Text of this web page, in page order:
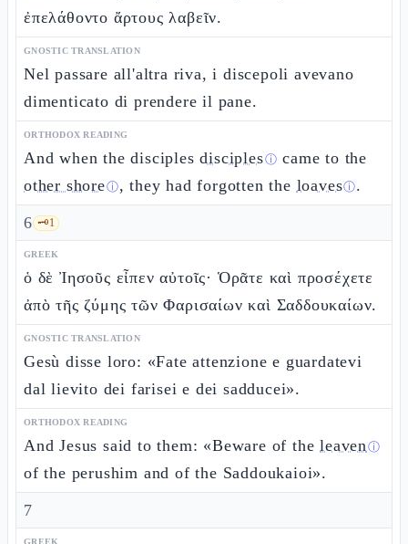
ἐπελάθοντο ἄρτους λαβεῖν.
GNOSTIC TRANSLATION
Nel passare all'altra riva, i discepoli avevano
dimenticato di prendere il pane.
ORTHODOX READING
And when the disciplesdisciplesⓘ came to the
other shoreⓘ, they had forgotten the loavesⓘ.
6 🗝️1
GREEK
ὁ δὲ Ἰησοῦς εἶπεν αὐτοῖς· Ὁρᾶτε καὶ προσέχετε
ἀπὸ τῆς ζύμης τῶν Φαρισαίων καὶ Σαδδουκαίων.
GNOSTIC TRANSLATION
Gesù disse loro: «Fate attenzione e guardatevi
dal lievito dei farisei e dei sadducei».
ORTHODOX READING
And Jesus said to them: «Beware of theleavenⓘ
of the perushim and of the Saddoukaioi».
7
GREEK